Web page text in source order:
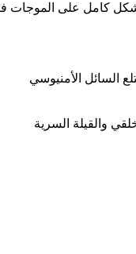
كامل على
السائل الأمنيوسي
والقيلة السرية